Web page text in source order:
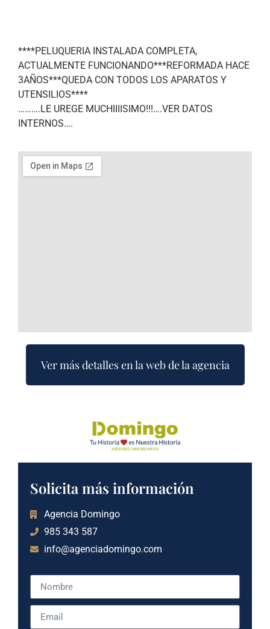
****PELUQUERIA INSTALADA COMPLETA,
ACTUALMENTE FUNCIONANDO***REFORMADA HACE
3AÑOS***QUEDA CON TODOS LOS APARATOS Y
UTENSILIOS****
……….LE UREGE MUCHIIIISIMO!!!….VER DATOS
INTERNOS….
Ver más detalles en la web de la agencia
Solicita más información
Agencia Domingo
985 343 587
info@agenciadomingo.com